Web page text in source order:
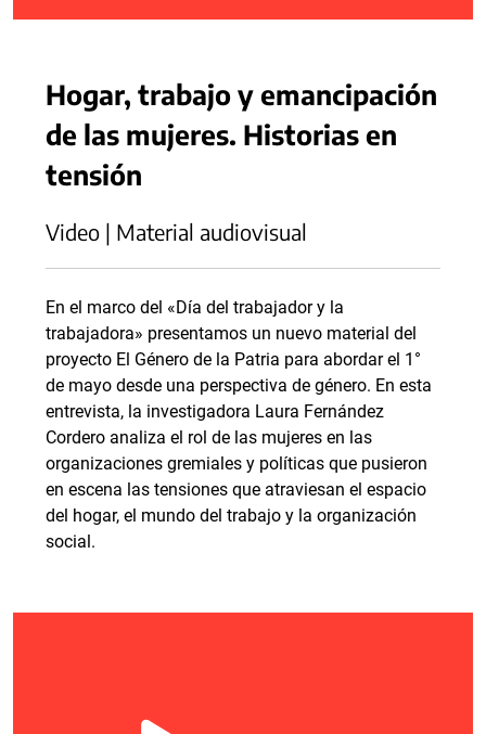
Hogar, trabajo y emancipación
de las mujeres. Historias en
tensión
Video | Material audiovisual
En el marco del «Día del trabajador y la
trabajadora» presentamos un nuevo material del
proyecto El Género de la Patria para abordar el 1°
de mayo desde una perspectiva de género. En esta
entrevista, la investigadora Laura Fernández
Cordero analiza el rol de las mujeres en las
organizaciones gremiales y políticas que pusieron
en escena las tensiones que atraviesan el espacio
del hogar, el mundo del trabajo y la organización
social.